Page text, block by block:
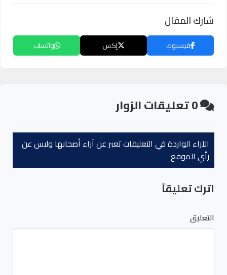
شارك المقال
فيسبوك إكس واتساب
0تعليقات الزوار
الآراء الواردة في التعليقات تعبر عن آراء أصحابها وليس عن
رأي الموقع
اترك تعليقاً
التعليق